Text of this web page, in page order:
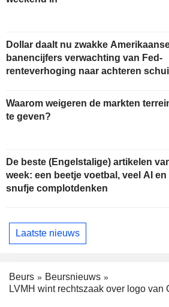
Dollar daalt nu zwakke
banencijfers verwachting van Fed-
renteverhoging naar achteren
Waarom weigeren de markten
te geven?
De beste (Engelstalige) artikelen
week: een beetje voetbal, veel AI en
snufje complotdenken
Laatste nieuws
Beurs
Beursnieuws
LVMH wint rechtszaak over logo van